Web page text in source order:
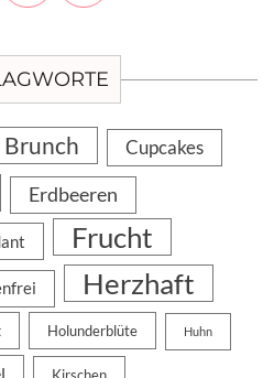
Brunch Cupcakes
Erdbeeren
Frucht
Herzhaft
Holunderblüte Huhn